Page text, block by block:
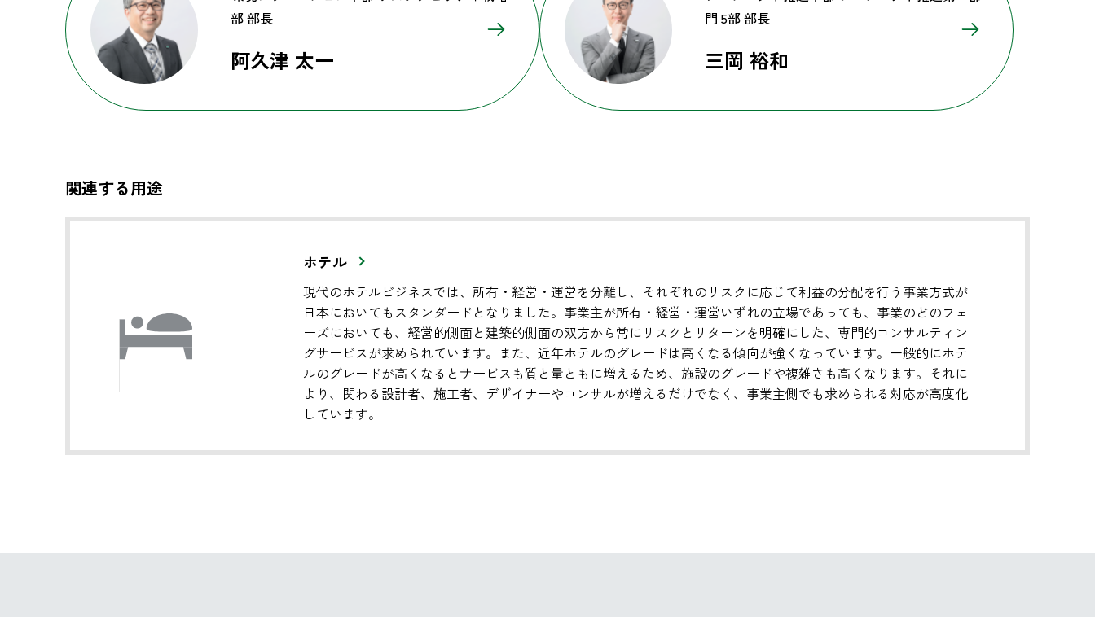
部 部長
阿久津 太一
門 5部 部長
三岡 裕和
関連する用途
ホテル
現代のホテルビジネスでは、所有・経営・運営を分離し、それぞれのリスクに応じて利益の分配を行う事業方式が
日本においてもスタンダードとなりました。事業主が所有・経営・運営いずれの立場であっても、事業のどのフェ
ーズにおいても、経営的側面と建築的側面の双方から常にリスクとリターンを明確にした、専門的コンサルティン
グサービスが求められています。また、近年ホテルのグレードは高くなる傾向が強くなっています。一般的にホテ
ルのグレードが高くなるとサービスも質と量ともに増えるため、施設のグレードや複雑さも高くなります。それに
より、関わる設計者、施工者、デザイナーやコンサルが増えるだけでなく、事業主側でも求められる対応が高度化
しています。